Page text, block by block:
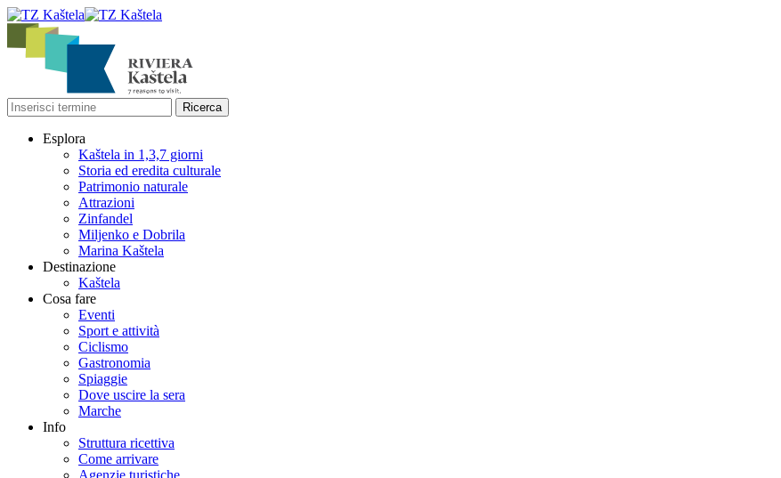
Esplora
Kaštela in 1,3,7 giorni
Storia ed eredita culturale
Patrimonio naturale
Attrazioni
Zinfandel
Miljenko e Dobrila
Marina Kaštela
Destinazione
Kaštela
Cosa fare
Eventi
Sport e attività
Ciclismo
Gastronomia
Spiaggie
Dove uscire la sera
Marche
Info
Struttura ricettiva
Come arrivare
Agenzie turistiche